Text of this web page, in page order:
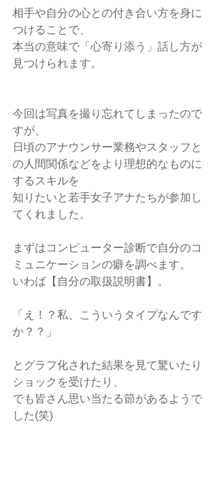
相手や自分の心との付き合い方を身に
つけることで、
本当の意味で「心寄り添う」話し方が
見つけられます。
今回は写真を撮り忘れてしまったので
すが、
日頃のアナウンサー業務やスタッフと
の人間関係などをより理想的なものに
するスキルを
知りたいと若手女子アナたちが参加し
てくれました。
まずはコンピューター診断で自分のコ
ミュニケーションの癖を調べます。
いわば【自分の取扱説明書】。
「え！？私、こういうタイプなんです
か？？」
とグラフ化された結果を見て驚いたり
ショックを受けたり、
でも皆さん思い当たる節があるようで
した(笑)